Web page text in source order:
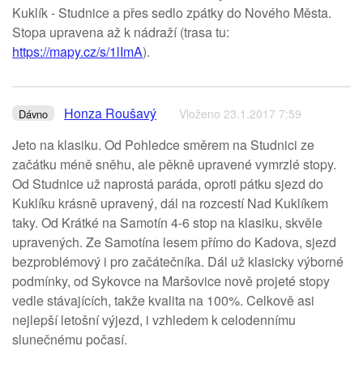
Kuklík - Studnice a přes sedlo zpátky do Nového Města.
Stopa upravena až k nádraží (trasa tu:
https://mapy.cz/s/1lImA).
Dávno Honza Roušavý Vloženo 23.1.2017 7:59
Jeto na klasiku. Od Pohledce směrem na Studnici ze
začátku méně sněhu, ale pěkně upravené vymrzlé stopy.
Od Studnice už naprostá paráda, oproti pátku sjezd do
Kuklíku krásně upravený, dál na rozcestí Nad Kuklíkem
taky. Od Krátké na Samotín 4-6 stop na klasiku, skvěle
upravených. Ze Samotína lesem přímo do Kadova, sjezd
bezproblémový i pro začátečníka. Dál už klasicky výborné
podmínky, od Sykovce na Maršovice nově projeté stopy
vedle stávajících, takže kvalita na 100%. Celkově asi
nejlepší letošní výjezd, i vzhledem k celodennímu
slunečnému počasí.